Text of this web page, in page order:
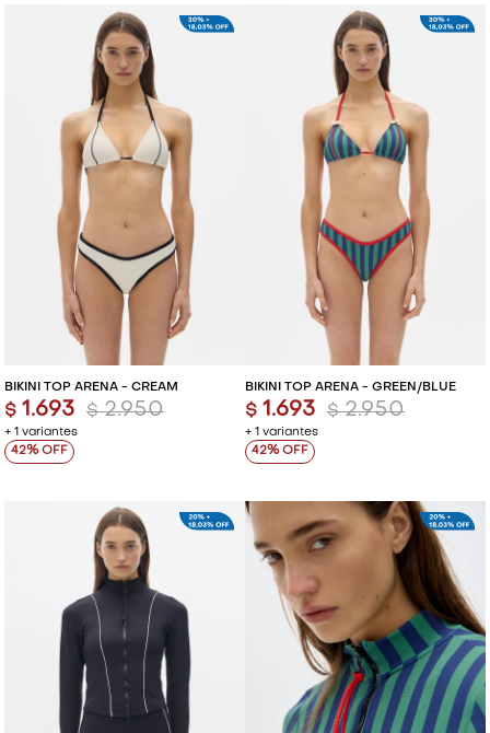
BIKINI TOP ARENA - CREAM
+ 1 variantes
$ 1.693 $ 2.950
42
BIKINI TOP ARENA - GREEN/BLUE
+ 1 variantes
$ 1.693 $ 2.950
42